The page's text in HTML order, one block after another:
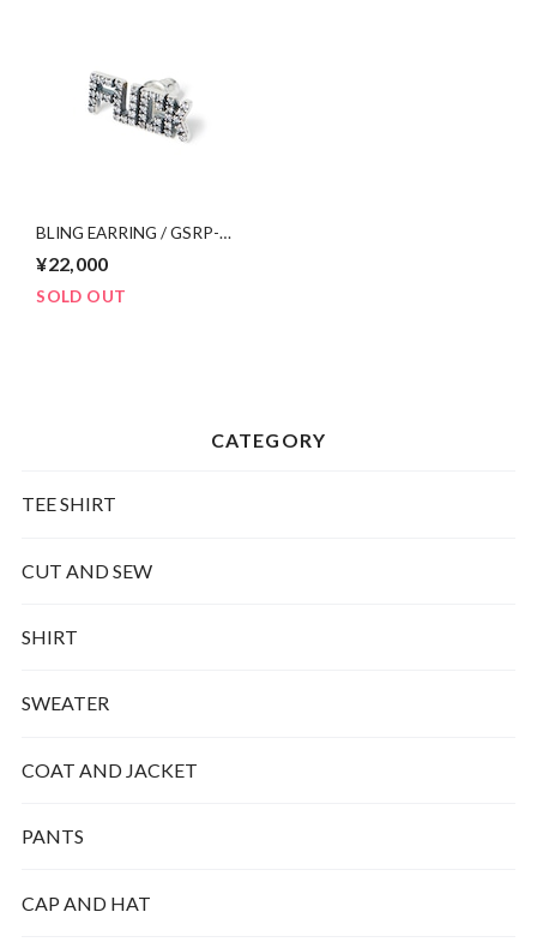
BLING EARRING / GSRP-
AC35
¥22,000
SOLD OUT
CATEGORY
TEE SHIRT
CUT AND SEW
SHIRT
SWEATER
COAT AND JACKET
PANTS
CAP AND HAT